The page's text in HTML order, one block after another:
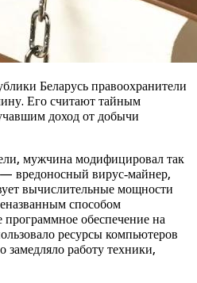
Беларусь правоохранители
Его считают тайным
доход от добычи
мужчина модифицировал так
вредоносный вирус‑майнер,
вычислительные мощности
способом
программное обеспечение на
ресурсы компьютеров
замедляло работу техники,